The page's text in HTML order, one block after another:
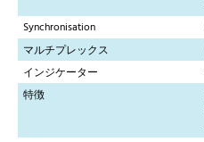
Synchronisation
マルチプレックス
インジケーター
特徴